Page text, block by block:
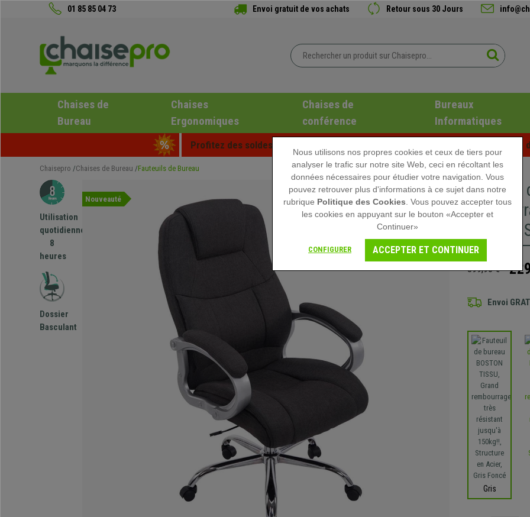
01 85 85 04 73 Envoi gratuit de vos achats Retour sous 30 Jours
Chaises de
Bureau
Chaises
Ergonomiques
Chaises de
conférence
Bureaux
Informatiques
Profitez des soldes d'été chez Chaisepro ! Des réductions exclusives pour une
Chaisepro Chaises de Bureau Fauteuils de Bureau
Utilisation
quotidienne
8
heures
Dossier
Basculant
Nouveauté
Fauteuil
399,90 €
Envoi
Gris
Nous utilisons nos propres cookies et ceux de tiers pour
analyser le trafic sur notre site Web, ceci en récoltant les
données nécessaires pour étudier votre navigation. Vous
pouvez retrouver plus d'informations à ce sujet dans notre
rubrique Politique des Cookies . Vous pouvez accepter tous
les cookies en appuyant sur le bouton «Accepter et
Continuer»
CONFIGURER ACCEPTER ET CONTINUER